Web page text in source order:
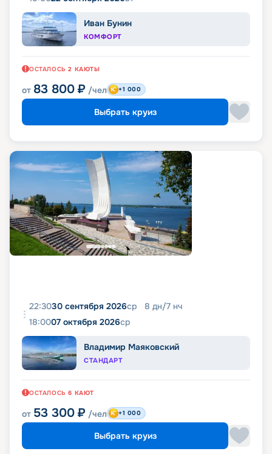
Иван Бунин
КОМФОРТ
ОСТАЛОСЬ 2 КАЮТЫ
от 83 800 ₽ /чел +1 000
Выбрать круиз
22:3030 сентября 2026ср 8 дн/7 нч
18:0007 октября 2026ср
Владимир Маяковский
СТАНДАРТ
ОСТАЛОСЬ 6 КАЮТ
от 53 300 ₽ /чел +1 000
Выбрать круиз